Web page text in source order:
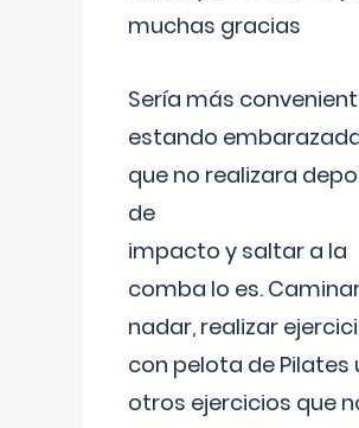
muchas gracias
Sería más
estando
que no realizara
de
impacto y saltar a la
comba lo es.
nadar, realizar
con pelota de Pilates
otros ejercicios que